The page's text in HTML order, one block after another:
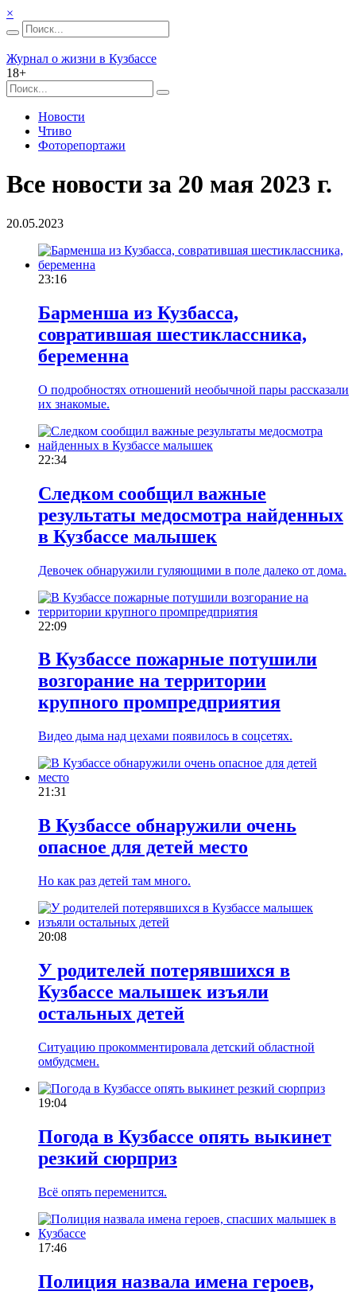
×
Журнал о жизни в Кузбассе
18+
Новости
Чтиво
Фоторепортажи
Все новости за 20 мая 2023 г.
20.05.2023
23:16
Барменша из Кузбасса,
совратившая шестиклассника,
беременна
О подробностях отношений необычной пары рассказали
их знакомые.
22:34
Следком сообщил важные
результаты медосмотра найденных
в Кузбассе малышек
Девочек обнаружили гуляющими в поле далеко от дома.
22:09
В Кузбассе пожарные потушили
возгорание на территории
крупного промпредприятия
Видео дыма над цехами появилось в соцсетях.
21:31
В Кузбассе обнаружили очень
опасное для детей место
Но как раз детей там много.
20:08
У родителей потерявшихся в
Кузбассе малышек изъяли
остальных детей
Ситуацию прокомментировала детский областной
омбудсмен.
19:04
Погода в Кузбассе опять выкинет
резкий сюрприз
Всё опять переменится.
17:46
Полиция назвала имена героев,